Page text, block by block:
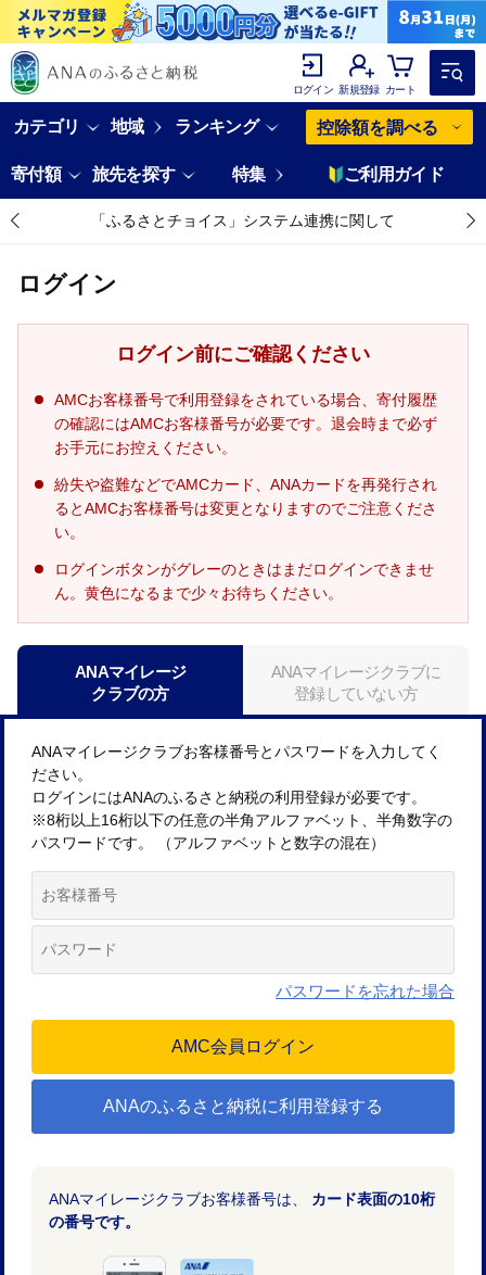
ログイン 新規登録 カート
カテゴリ 地域 ランキング 控除額を調べる
寄付額 旅先を探す 特集 ご利用ガイド
「ふるさとチョイス」システム連携に関して
ログイン
ログイン前にご確認ください
AMCお客様番号で利用登録をされている場合、寄付履歴
の確認にはAMCお客様番号が必要です。退会時まで必ず
お手元にお控えください。
紛失や盗難などでAMCカード、ANAカードを再発行され
るとAMCお客様番号は変更となりますのでご注意くださ
い。
ログインボタンがグレーのときはまだログインできませ
ん。黄色になるまで少々お待ちください。
ANAマイレージ
クラブの方
ANAマイレージクラブに
登録していない方
ANAマイレージクラブお客様番号とパスワードを入力してく
ださい。
ログインにはANAのふるさと納税の利用登録が必要です。
※8桁以上16桁以下の任意の半角アルファベット、半角数字の
パスワードです。 （アルファベットと数字の混在）
パスワードを忘れた場合
ANAのふるさと納税に利用登録する
ANAマイレージクラブお客様番号は、 カード表面の10桁
の番号です。